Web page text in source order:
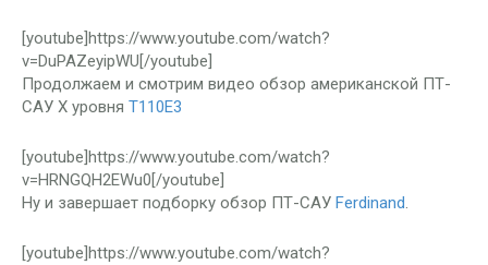
[youtube]https://www.youtube.com/watch?
v=DuPAZeyipWU[/youtube]
Продолжаем и смотрим видео обзор американской ПТ-
САУ X уровня T110E3
[youtube]https://www.youtube.com/watch?
v=HRNGQH2EWu0[/youtube]
Ну и завершает подборку обзор ПТ-САУ Ferdinand.
[youtube]https://www.youtube.com/watch?